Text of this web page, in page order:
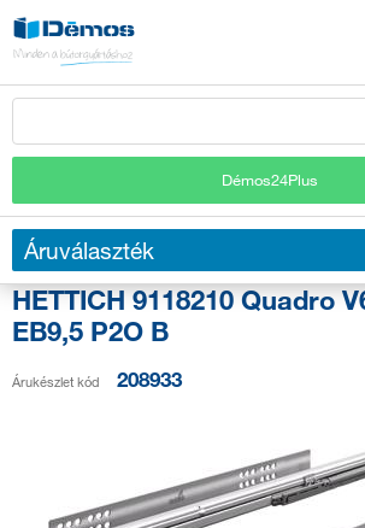
Démos24Plus
Áruválaszték
HETTICH 9118210 Quadro
EB9,5 P2O B
Árukészlet kód 208933